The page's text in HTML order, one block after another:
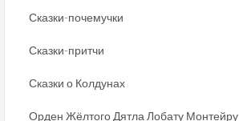
Сказки-почемучки
Сказки-притчи
Сказки о Колдунах
Орден Жёлтого Дятла Лобату Монтейру